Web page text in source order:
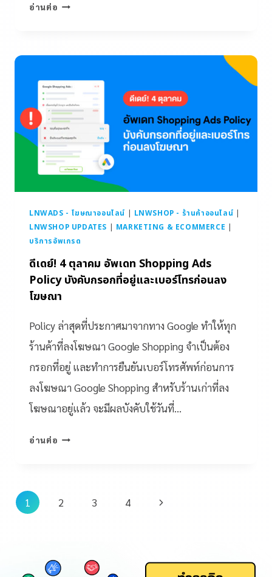
อ่านต่อ
LNWADS - โฆษณาออนไลน์ | LNWSHOP - ร้านค้าออนไลน์ |
LNWSHOP UPDATES | MARKETING & ECOMMERCE |
บริการอัพเกรด
ดีเดย์! 4 ตุลาคม อัพเดท Shopping Ads
Policy บังคับกรอกที่อยู่และเบอร์โทรก่อนลง
โฆษณา
Policy ล่าสุดที่ประกาศมาจากทาง Google ทำให้ทุก
ร้านค้าที่ลงโฆษณา Google Shopping จำเป็นต้อง
กรอกที่อยู่ และทำการยืนยันเบอร์โทรศัพท์ก่อนการ
ลงโฆษณา Google Shopping สำหรับร้านเก่าที่ลง
โฆษณาอยู่แล้ว จะมีผลบังคับใช้วันที่…
อ่านต่อ
1 2 3 4